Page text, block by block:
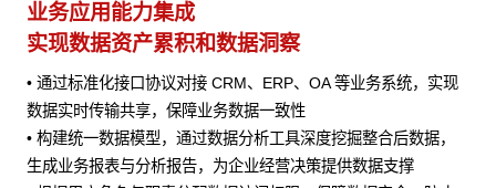
AI Agent 快速接入
赋能业务 快速迭代
• 快速编排适配的 AI 能力进行集成，为业务处理提供AI 辅助
• 将 AI 能力与业务流程深度结合，在客户服务、销售预测、风险
评估等场景中发挥作用
预约专家咨询 >>